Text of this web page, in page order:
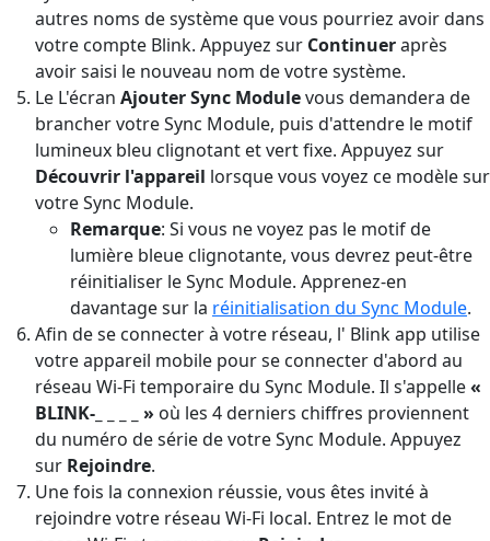
autres noms de système que vous pourriez avoir dans
votre compte Blink. Appuyez sur Continueraprès
avoir saisi le nouveau nom de votre système.
Le L'écran Ajouter Sync Modulevous demandera de
brancher votre Sync Module, puis d'attendre le motif
lumineux bleu clignotant et vert fixe. Appuyez sur
Découvrir l'appareil lorsque vous voyez ce modèle sur
votre Sync Module.
Remarque: Si vous ne voyez pas le motif de
lumière bleue clignotante, vous devrez peut-être
réinitialiser le Sync Module. Apprenez-en
davantage sur la réinitialisation du Sync Module.
Afin de se connecter à votre réseau, l' Blink app utilise
votre appareil mobile pour se connecter d'abord au
réseau Wi-Fi temporaire du Sync Module. Il s'appelle«
BLINK-_ _ _ _ » où les 4 derniers chiffres proviennent
du numéro de série de votre Sync Module. Appuyez
sur Rejoindre.
Une fois la connexion réussie, vous êtes invité à
rejoindre votre réseau Wi-Fi local. Entrez le mot de